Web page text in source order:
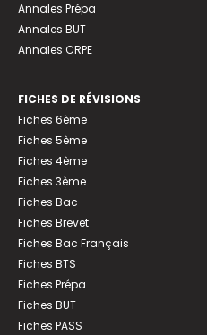
Annales Prépa
Annales BUT
Annales CRPE
FICHES DE RÉVISIONS
Fiches 6ème
Fiches 5ème
Fiches 4ème
Fiches 3ème
Fiches Bac
Fiches Brevet
Fiches Bac Français
Fiches BTS
Fiches Prépa
Fiches BUT
Fiches PASS